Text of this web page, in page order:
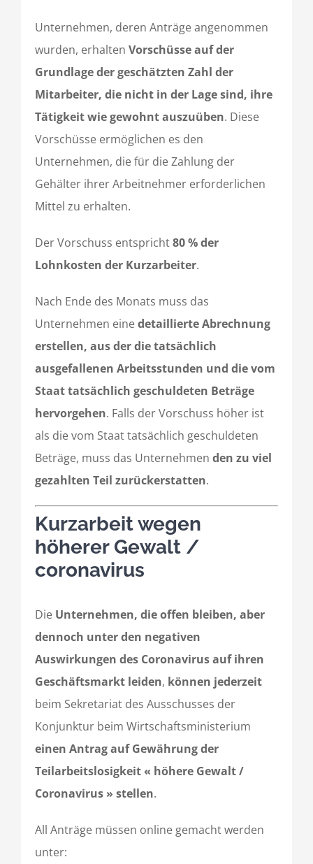
Unternehmen, deren Anträge angenommen
wurden, erhalten Vorschüsse auf der
Grundlage der geschätzten Zahl der
Mitarbeiter, die nicht in der Lage sind, ihre
Tätigkeit wie gewohnt auszuüben. Diese
Vorschüsse ermöglichen es den
Unternehmen, die für die Zahlung der
Gehälter ihrer Arbeitnehmer erforderlichen
Mittel zu erhalten.
Der Vorschuss entspricht80 % der
Lohnkosten der Kurzarbeiter.
Nach Ende des Monats muss das
Unternehmen einedetaillierte Abrechnung
erstellen, aus der die tatsächlich
ausgefallenen Arbeitsstunden und die vom
Staat tatsächlich geschuldeten Beträge
hervorgehen. Falls der Vorschuss höher ist
als die vom Staat tatsächlich geschuldeten
Beträge, muss das Unternehmen den zu viel
gezahlten Teil zurückerstatten.
Kurzarbeit wegen
höherer Gewalt /
coronavirus
Die Unternehmen, die offen bleiben, aber
dennoch unter den negativen
Auswirkungen des Coronavirus auf ihren
Geschäftsmarkt leiden, können jederzeit
beim Sekretariat des Ausschusses der
Konjunktur beim Wirtschaftsministerium
einen Antrag auf Gewährung der
Teilarbeitslosigkeit « höhere Gewalt /
Coronavirus » stellen.
All Anträge müssen online gemacht werden
unter: